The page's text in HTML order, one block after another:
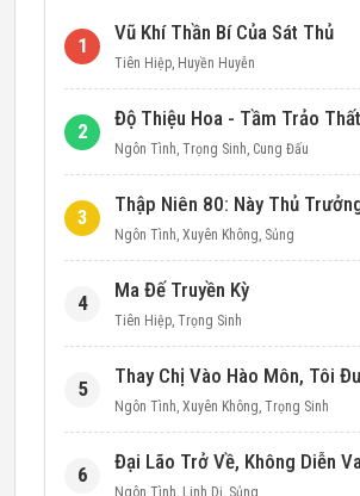
1
Vũ Khí Thần Bí Của Sát Thủ
Tiên Hiệp, Huyền Huyễn
2
Ngôn Tình, Trọng Sinh, Cung Đấu
3
Ngôn Tình, Xuyên Không, Sủng
4
Ma Đế Truyền Kỳ
Tiên Hiệp, Trọng Sinh
5
Ngôn Tình, Xuyên Không, Trọng Sinh
6
Ngôn Tình, Linh Dị, Sủng